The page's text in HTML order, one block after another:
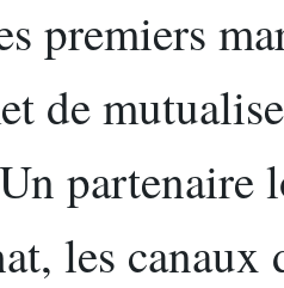
premiers
de
partenaire
les